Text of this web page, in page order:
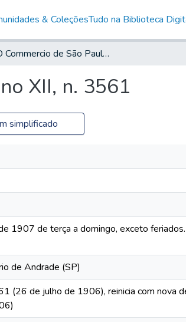
& ColeçõesTudo na Biblioteca
O Commercio de São Paulo, 1904, Ano XII, n. 3561
XII, n. 3561
simplificado
1907 de terça a domingo, exceto
de Andrade (SP)
(26 de julho de 1906), reinicia com nova